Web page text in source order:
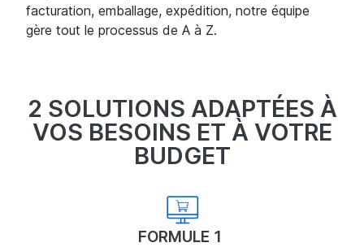
facturation, emballage, expédition, notre équipe
gère tout le processus de A à Z.
2 SOLUTIONS ADAPTÉES À
VOS BESOINS ET À VOTRE
BUDGET
FORMULE 1